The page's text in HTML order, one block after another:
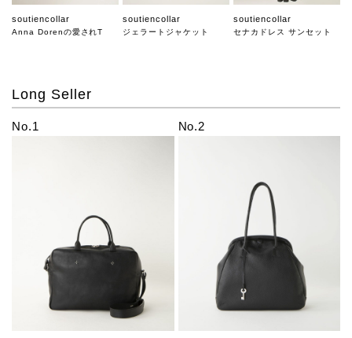
soutiencollar
Anna Dorenの愛されT
soutiencollar
ジェラートジャケット
soutiencollar
セナカドレス サンセット
Long Seller
No.1 No.2